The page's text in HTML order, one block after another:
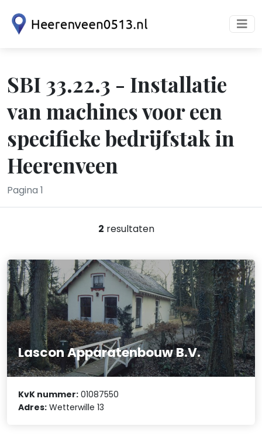
SBI 33.22.3 - Installatie
van machines voor een
specifieke bedrijfstak in
Heerenveen
Pagina 1
2 resultaten
Lascon Apparatenbouw B.V.
KvK nummer: 01087550
Adres: Wetterwille 13